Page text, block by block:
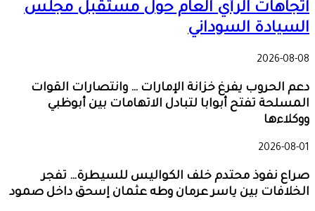
اتجاهات الرأي العام حول مستقبل مجلس
السيادة السوداني
2026-08-08
دعم الحروب يفرغ خزانة الإمارات … وانتصارات القوات
المسلحة تفتح أبوابا لتبادل الاتهامات بين أبوظبي
ووكلاءها
2026-08-01
صراع نفوذ محتدم خلف الكواليس للسيطرة… تفجر
الخلافات بين ياسر عرمان وطه عثمان إسحق داخل صمود